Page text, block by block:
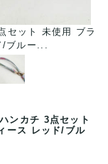
セット 未使用 ブラ
/ブルー...
ンカチ 3点セット
ース レッド/ブル